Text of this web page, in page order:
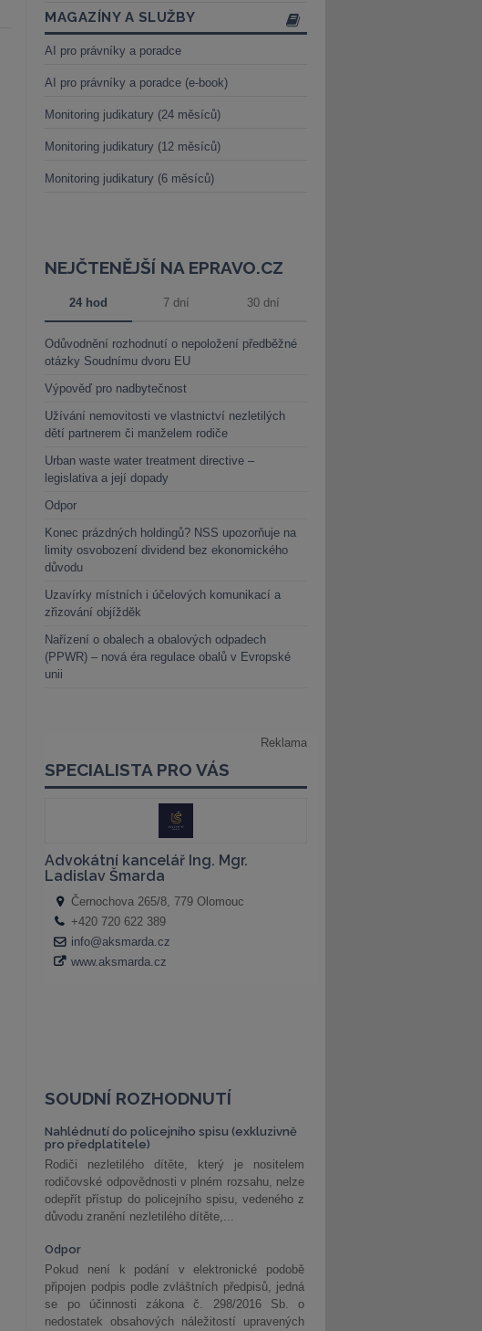
MAGAZÍNY A SLUŽBY
AI pro právníky a poradce
AI pro právníky a poradce (e-book)
Monitoring judikatury (24 měsíců)
Monitoring judikatury (12 měsíců)
Monitoring judikatury (6 měsíců)
NEJČTENĚJŠÍ NA EPRAVO.CZ
24 hod 7 dní 30 dní
Odůvodnění rozhodnutí o nepoložení předběžné
otázky Soudnímu dvoru EU
Výpověď pro nadbytečnost
Užívání nemovitosti ve vlastnictví nezletilých
dětí partnerem či manželem rodiče
Urban waste water treatment directive –
legislativa a její dopady
Odpor
Konec prázdných holdingů? NSS upozorňuje na
limity osvobození dividend bez ekonomického
důvodu
Uzavírky místních i účelových komunikací a
zřizování objížděk
Nařízení o obalech a obalových odpadech
(PPWR) – nová éra regulace obalů v Evropské
unii
SOUDNÍ ROZHODNUTÍ
Nahlédnutí do policejního spisu (exkluzivně
pro předplatitele)
Rodiči nezletilého dítěte, který je nositelem
rodičovské odpovědnosti v plném rozsahu, nelze
odepřít přístup do policejního spisu, vedeného z
důvodu zranění nezletilého dítěte,...
Odpor
Pokud není k podání v elektronické podobě
připojen podpis podle zvláštních předpisů, jedná
se po účinnosti zákona č. 298/2016 Sb. o
nedostatek obsahových náležitostí upravených